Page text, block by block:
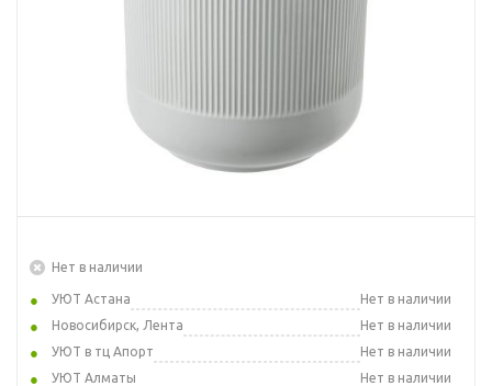
Нет в наличии
УЮТ Астана
Нет в наличии
Новосибирск, Лента
Нет в наличии
УЮТ в тц Апорт
Нет в наличии
УЮТ Алматы
Нет в наличии